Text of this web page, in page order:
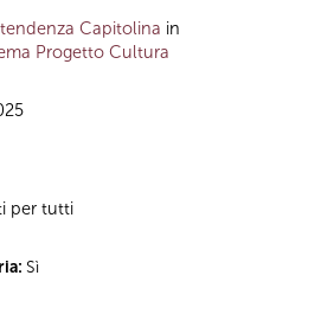
Capitolina in
Progetto Cultura
per tutti
Sì